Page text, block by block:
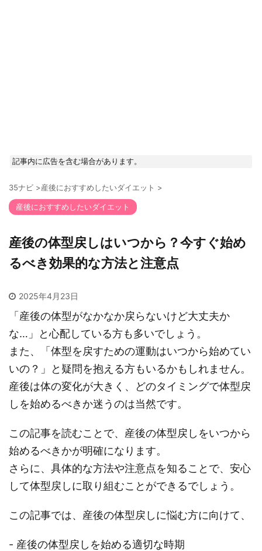
記事内に広告を含む場合があります。
35ナビ >産後におすすめしたいダイエット >
産後におすすめしたいダイエット
産後の体型戻しはいつから？今すぐ始め
るべき効果的な方法と注意点
2025年4月23日
「産後の体型がなかなか戻らないけど大丈夫か
な…」と心配している方も多いでしょう。
また、「体型を戻すための運動はいつから始めてい
いの？」と疑問を抱える方もいるかもしれません。
産後は体の変化が大きく、どのタイミングで体型戻
しを始めるべきか迷うのは当然です。
この記事を読むことで、産後の体型戻しをいつから
始めるべきかが明確になります。
さらに、具体的な方法や注意点を知ることで、安心
して体型戻しに取り組むことができるでしょう。
この記事では、産後の体型戻しに悩む方に向けて、
- 産後の体型戻しを始める適切な時期